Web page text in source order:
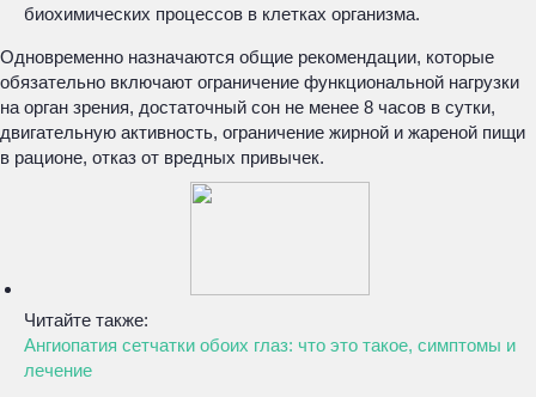
биохимических процессов в клетках организма.
Одновременно назначаются общие рекомендации, которые
обязательно включают ограничение функциональной нагрузки
на орган зрения, достаточный сон не менее 8 часов в сутки,
двигательную активность, ограничение жирной и жареной пищи
в рационе, отказ от вредных привычек.
Читайте также:
Ангиопатия сетчатки обоих глаз: что это такое, симптомы и
лечение